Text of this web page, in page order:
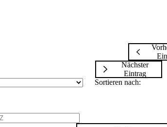
Nächster
Eintrag
Sortieren nach: